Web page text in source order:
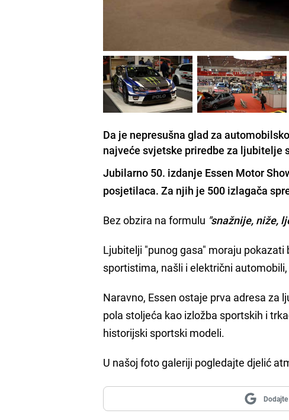
Da je nepresušna glad za
najveće svjetske priredbe za ljubitelje
Jubilarno 50. izdanje Essen Motor
posjetilaca. Za njih je 500 izlagača
Bez obzira na formulu "snažnije, niže,
Ljubitelji "punog gasa" moraju
sportistima, našli i električni
Naravno, Essen ostaje prva adresa za
pola stoljeća kao izložba sportskih i
historijski sportski modeli.
U našoj foto galeriji pogledajte djelić